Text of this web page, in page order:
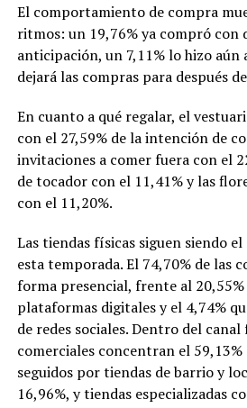
El comportamiento de compra
ritmos: un 19,76% ya compró con
anticipación, un 7,11% lo hizo aún
dejará las compras para después
En cuanto a qué regalar, el
con el 27,59% de la intención de
invitaciones a comer fuera con el
de tocador con el 11,41% y las
con el 11,20%.
Las tiendas físicas siguen siendo
esta temporada. El 74,70% de las
forma presencial, frente al
plataformas digitales y el 4,74%
de redes sociales. Dentro del
comerciales concentran el
seguidos por tiendas de barrio y
16,96%, y tiendas especializadas